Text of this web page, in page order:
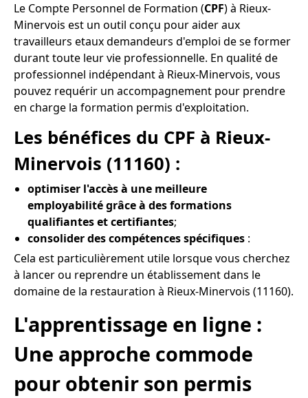
Le Compte Personnel de Formation (CPF) à Rieux-
Minervois est un outil conçu pour aider aux
travailleurs etaux demandeurs d'emploi de se former
durant toute leur vie professionnelle. En qualité de
professionnel indépendant à Rieux-Minervois, vous
pouvez requérir un accompagnement pour prendre
en charge la formation permis d'exploitation.
Les bénéfices du CPF à Rieux-
Minervois (11160) :
optimiser l'accès à une meilleure
employabilité grâce à des formations
qualifiantes et certifiantes;
consolider des compétences spécifiques :
Cela est particulièrement utile lorsque vous cherchez
à lancer ou reprendre un établissement dans le
domaine de la restauration à Rieux-Minervois (11160).
L'apprentissage en ligne :
Une approche commode
pour obtenir son permis